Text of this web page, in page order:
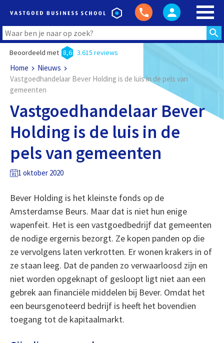
Beoordeeld met 8,6 3.615 reviews
Home
Nieuws
Vastgoedhandelaar Bever Holding is de luis in de pels van
gemeenten
Vastgoedhandelaar Bever
Holding is de luis in de
pels van gemeenten
1 oktober 2020
Bever Holding is het kleinste fonds op de
Amsterdamse Beurs. Maar dat is niet hun enige
wapenfeit. Het is een vastgoedbedrijf dat gemeenten
de nodige ergernis bezorgt. Ze kopen panden op die
ze vervolgens laten verkrotten. Er wonen krakers in of
ze staan leeg. Dat de panden zo verwaarloosd zijn en
niet worden opgeknapt of gesloopt ligt niet aan een
gebrek aan financiële middelen bij Bever. Omdat het
een beursgenoteerd bedrijf is heeft het bovendien
toegang tot de kapitaalmarkt.